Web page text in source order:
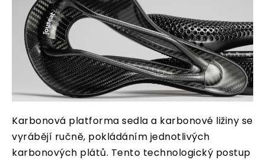
Karbonová platforma sedla a karbonové ližiny se
vyrábějí ručně, pokládáním jednotlivých
karbonových plátů. Tento technologický postup